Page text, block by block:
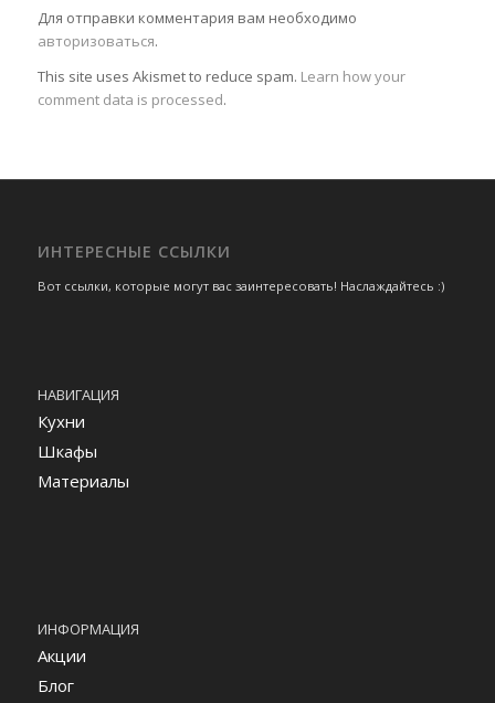
Для отправки комментария вам необходимо
авторизоваться.
This site uses Akismet to reduce spam. Learn how your
comment data is processed.
ИНТЕРЕСНЫЕ ССЫЛКИ
Вот ссылки, которые могут вас заинтересовать! Наслаждайтесь :)
НАВИГАЦИЯ
Кухни
Шкафы
Материалы
ИНФОРМАЦИЯ
Акции
Блог